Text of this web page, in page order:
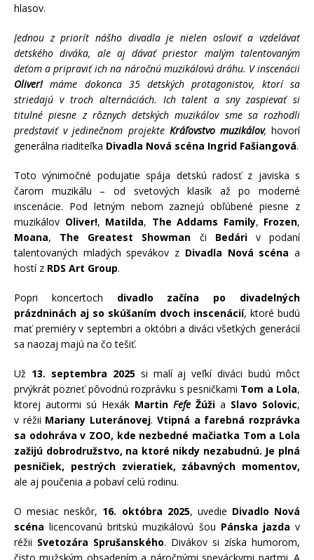
hlasov.
Jednou z priorít nášho divadla je nielen osloviť a vzdelávať
detského diváka, ale aj dávať priestor malým talentovaným
deťom a pripraviť ich na náročnú muzikálovú dráhu. V inscenácii
Oliver!máme dokonca 35 detských protagonistov, ktorí sa
striedajú v troch alternáciách. Ich talent a sny zaspievať si
titulné piesne z rôznych detských muzikálov sme sa rozhodli
predstaviť v jedinečnom projekte Kráľovstvo muzikálov,hovorí
generálna riaditeľka Divadla Nová scéna Ingrid Fašiangová.
Toto výnimočné podujatie spája detskú radosť z javiska s
čarom muzikálu – od svetových klasík až po moderné
inscenácie. Pod letným nebom zaznejú obľúbené piesne z
muzikálov Oliver!, Matilda, The Addams Family, Frozen,
Moana, The Greatest Showman či Bedáriv podaní
talentovaných mladých spevákov z Divadla Nová scéna a
hostí z RDS Art Group.
Popri koncertoch divadlo začína po divadelných
prázdninách aj so skúšaním dvoch inscenácií, ktoré budú
mať premiéry v septembri a októbri a diváci všetkých generácií
sa naozaj majú na čo tešiť.
Už 13. septembra 2025si malí aj veľkí diváci budú môcť
prvýkrát pozrieť pôvodnú rozprávku s pesničkami Tom a Lola,
ktorej autormi sú Hexák Martin Fefe Žúži a Slavo Solovic,
v réžii Mariany Luteránovej. Vtipná a farebná rozprávka
sa odohráva v ZOO, kde nezbedné mačiatka Tom a Lola
zažijú dobrodružstvo, na ktoré nikdy nezabudnú. Je plná
pesničiek, pestrých zvieratiek, zábavných momentov,
ale aj poučenia a pobaví celú rodinu.
O mesiac neskôr, 16. októbra 2025, uvedie Divadlo Nová
scéna licencovanú britskú muzikálovú šou Pánska jazda v
réžii Svetozára Sprušanského. Divákov si získa humorom,